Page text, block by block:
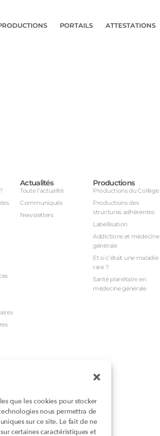
que les cookies pour stocker
nous permettra de
sur ce site. Le fait de ne
certaines caractéristiques et
PORTAILS ATTESTATIONS
Actualités
Toute l’actualité
Communiqués
Newsletters
Productions
Productions du Collège
Productions des
structures adhérentes
Labellisation
Addictions et médecine
générale
Et si c’était une maladie
rare ?
Santé planétaire en
médecine générale